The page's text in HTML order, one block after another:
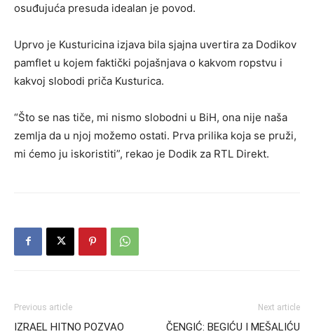
osuđujuća presuda idealan je povod.
Uprvo je Kusturicina izjava bila sjajna uvertira za Dodikov
pamflet u kojem faktički pojašnjava o kakvom ropstvu i
kakvoj slobodi priča Kusturica.
“Što se nas tiče, mi nismo slobodni u BiH, ona nije naša
zemlja da u njoj možemo ostati. Prva prilika koja se pruži,
mi ćemo ju iskoristiti”, rekao je Dodik za RTL Direkt.
Previous article
IZRAEL HITNO POZVAO
Next article
ČENGIĆ: BEGIĆU I MEŠALIĆU